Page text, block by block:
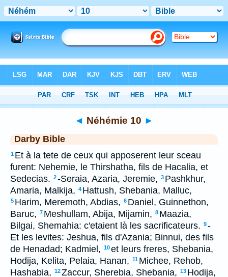
> Néhémie 10
◄ Néhémie 10 ►
Darby Bible
1 Et à la tete de ceux qui apposerent leur sceau
furent: Nehemie, le Thirshatha, fils de Hacalia, et
Sedecias. 2-Seraia, Azaria, Jeremie, 3 Pashkhur,
Amaria, Malkija, 4 Hattush, Shebania, Malluc,
5 Harim, Meremoth, Abdias, 6 Daniel, Guinnethon,
Baruc, 7 Meshullam, Abija, Mijamin, 8 Maazia,
Bilgai, Shemahia: c'etaient là les sacrificateurs. 9-
Et les levites: Jeshua, fils d'Azania; Binnui, des fils
de Henadad; Kadmiel, 10et leurs freres, Shebania,
Hodija, Kelita, Pelaia, Hanan, 11 Michee, Rehob,
Hashabia, 12Zaccur, Sherebia, Shebania, 13 Hodija,